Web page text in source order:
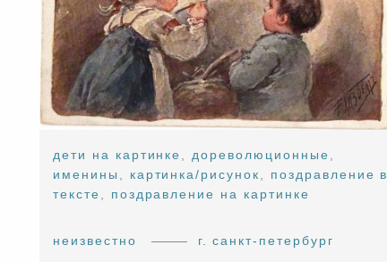
дети на картинке дореволюционные
именины
картинка/рисунок
поздравление в
тексте
поздравление на картинке
неизвестно г. санкт-петербург